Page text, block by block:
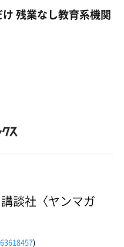
残業なし教育系機関
談社〈ヤンマガ
)